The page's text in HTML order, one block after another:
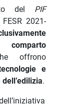
del PIF
2021-
comparto
offrono
e
.